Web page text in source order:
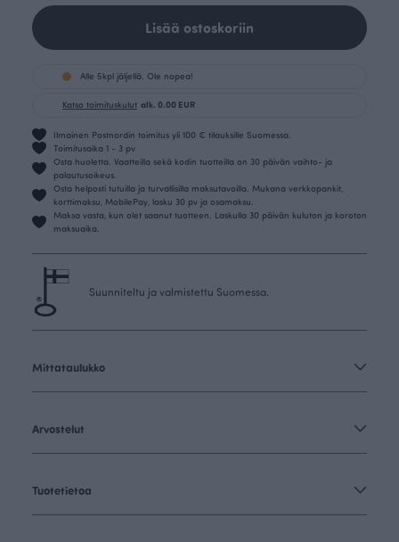
Lisää ostoskoriin
Alle 5kpl jäljellä. Ole nopea!
Katso toimituskulut alk. 0.00 EUR
Ilmainen Postnordin toimitus yli 100 € tilauksille Suomessa.
Toimitusaika 1 - 3 pv
Osta huoletta. Vaatteilla sekä kodin tuotteilla on 30 päivän vaihto- ja
palautusoikeus.
Osta helposti tutuilla ja turvallisilla maksutavoilla. Mukana verkkopankit,
korttimaksu, MobilePay, lasku 30 pv ja osamaksu.
Maksa vasta, kun olet saanut tuotteen. Laskulla 30 päivän kuluton ja koroton
maksuaika.
Suunniteltu ja valmistettu Suomessa.
Mittataulukko
Arvostelut
Tuotetietoa